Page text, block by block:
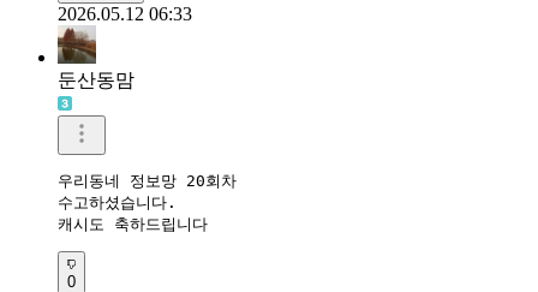
2026.05.12 06:33
둔산동맘
우리동네 정보망 20회차
수고하셨습니다.
캐시도 축하드립니다
0